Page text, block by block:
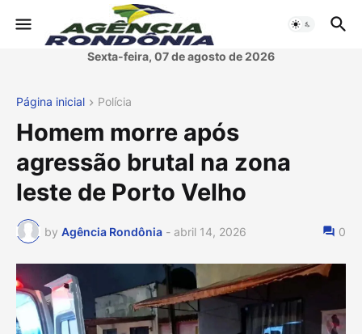
Sexta-feira, 07 de agosto de 2026
Página inicial Polícia
Homem morre após
agressão brutal na zona
leste de Porto Velho
by Agência Rondônia - abril 14, 2026 0